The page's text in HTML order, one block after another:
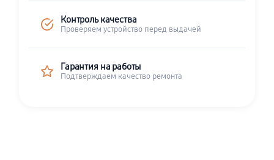
Контроль качества
Проверяем устройство перед выдачей
Гарантия на работы
Подтверждаем качество ремонта